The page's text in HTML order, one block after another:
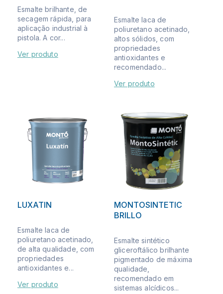
Esmalte brilhante, de
secagem rápida, para
aplicação industrial à
pistola. A cor...
Ver produto
Esmalte laca de
poliuretano acetinado,
altos sólidos, com
propriedades
antioxidantes e
recomendado...
Ver produto
LUXATIN
Esmalte laca de
poliuretano acetinado,
de alta qualidade, com
propriedades
antioxidantes e...
Ver produto
MONTOSINTETIC
BRILLO
Esmalte sintético
gliceroftálico brilhante
pigmentado de máxima
qualidade,
recomendado em
sistemas alcídicos...